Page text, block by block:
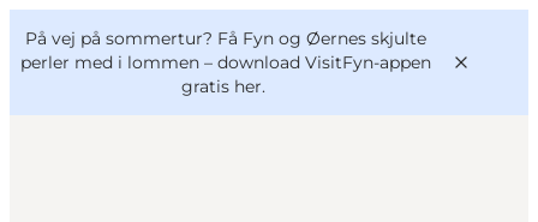
På vej på sommertur? Få Fyn og Øernes skjulte
perler med i lommen – download VisitFyn-appen
gratis her.
VisitFyn
Deutsch